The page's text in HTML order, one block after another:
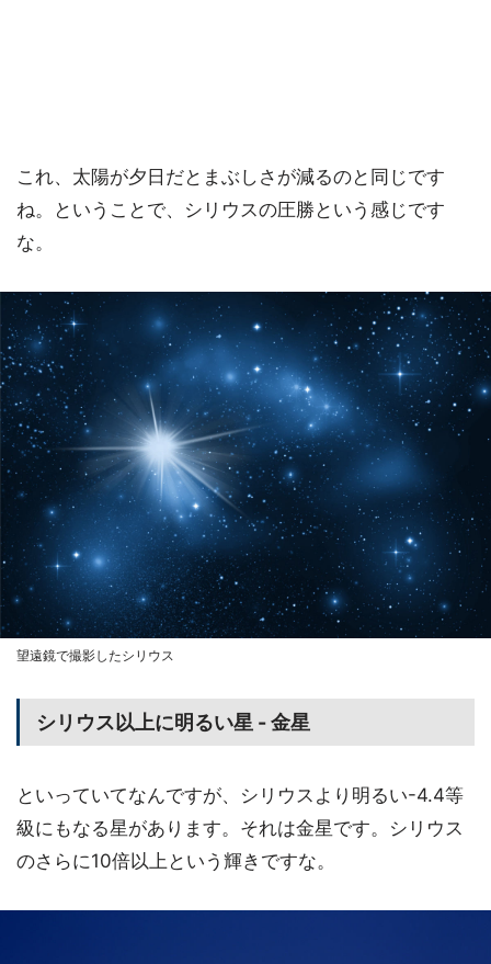
これ、太陽が夕日だとまぶしさが減るのと同じです
ね。ということで、シリウスの圧勝という感じです
な。
望遠鏡で撮影したシリウス
シリウス以上に明るい星 - 金星
といっていてなんですが、シリウスより明るい-4.4等
級にもなる星があります。それは金星です。シリウス
のさらに10倍以上という輝きですな。